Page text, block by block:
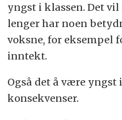
yngst i klassen. Det
lenger har noen
voksne, for eksempel
inntekt.
Også det å være yngst
konsekvenser.